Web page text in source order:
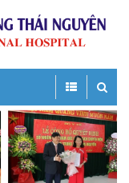
Toggle
Toggle
navigation